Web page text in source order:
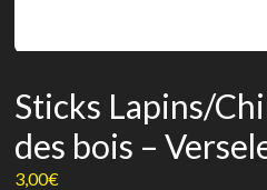
Sticks Lapins/
des bois –
3,00€